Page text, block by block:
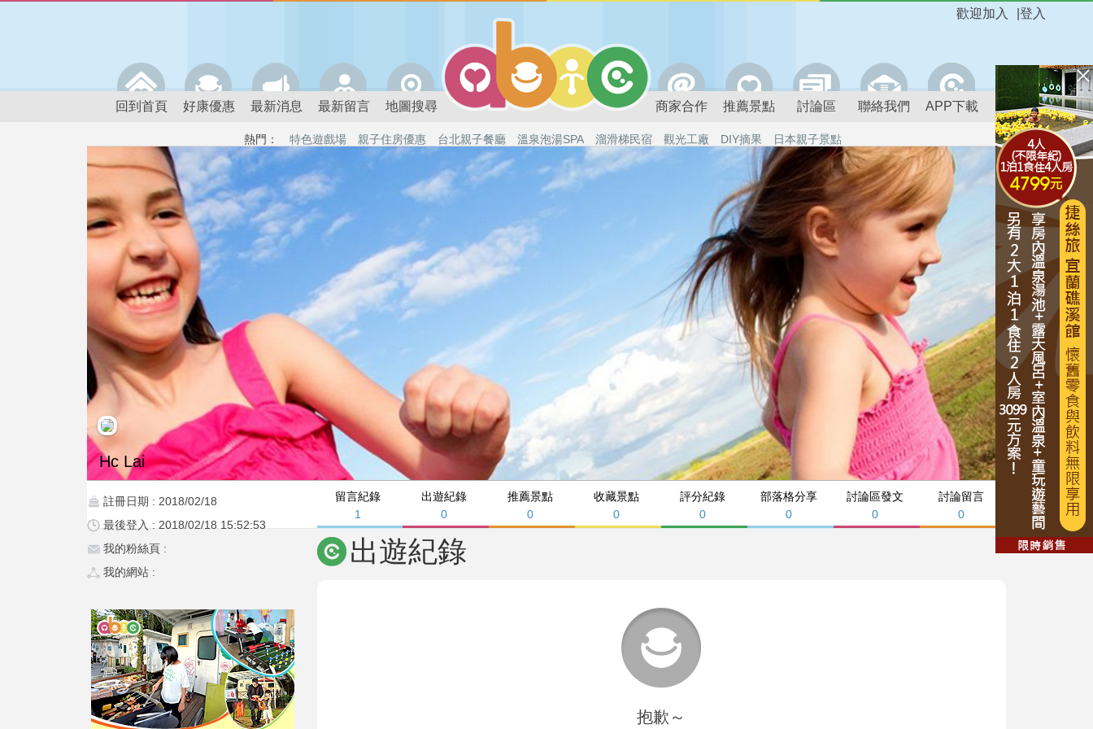
登入
歡迎加入
回到首頁 好康優惠 最新消息 最新留言 地圖搜尋 商家合作 推薦景點 討論區 聯絡我們 APP下載
熱門： 特色遊戲場 親子住房優惠 台北親子餐廳 溫泉泡湯SPA 溜滑梯民宿 觀光工廠 DIY摘果 日本親子景點
留言紀錄
1
出遊紀錄
0
推薦景點
0
收藏景點
0
評分紀錄
0
部落格分享
0
討論區發文
0
討論留言
0
Hc Lai
註冊日期 : 2018/02/18
最後登入 : 2018/02/18 15:52:53
我的粉絲頁 :
我的網站 :
出遊紀錄
抱歉～